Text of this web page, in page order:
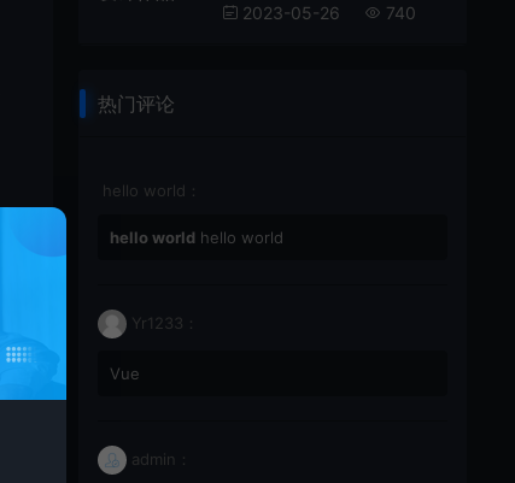
2023-05-26 740
热门评论
hello world：
hello world hello world
Yr1233：
Vue
admin：